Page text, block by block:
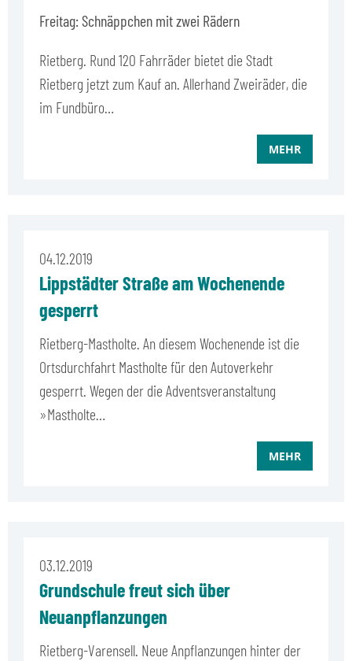
Freitag: Schnäppchen mit zwei Rädern
Rietberg. Rund 120 Fahrräder bietet die Stadt
Rietberg jetzt zum Kauf an. Allerhand Zweiräder, die
im Fundbüro…
MEHR
04.12.2019
Lippstädter Straße am Wochenende
gesperrt
Rietberg-Mastholte. An diesem Wochenende ist die
Ortsdurchfahrt Mastholte für den Autoverkehr
gesperrt. Wegen der die Adventsveranstaltung
»Mastholte…
MEHR
03.12.2019
Grundschule freut sich über
Neuanpflanzungen
Rietberg-Varensell. Neue Anpflanzungen hinter der